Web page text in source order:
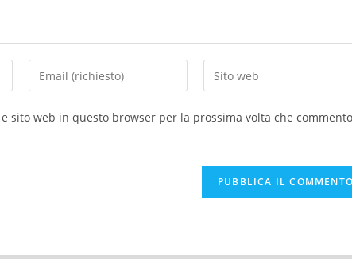
sito web in questo browser per la prossima volta che